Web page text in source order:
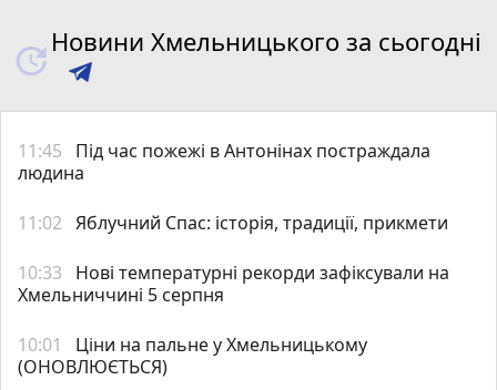
Новини Хмельницького за сьогодні
11:45
Під час пожежі в Антонінах постраждала
людина
11:02 Яблучний Спас: історія, традиції, прикмети
10:33
Нові температурні рекорди зафіксували на
Хмельниччині 5 серпня
10:01
Ціни на пальне у Хмельницькому
(ОНОВЛЮЄТЬСЯ)